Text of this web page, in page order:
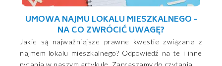
UMOWA NAJMU LOKALU MIESZKALNEGO -
NA CO ZWRÓCIĆ UWAGĘ?
Jakie są najważniejsze prawne kwestie związane z
najmem lokalu mieszkalnego? Odpowiedź na te i inne
pytania w naszym artykule. Zapraszamy do czytania.